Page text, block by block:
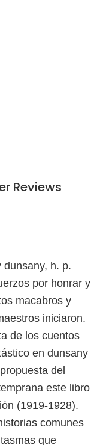
Reviews
dunsany, h. p.
por honrar y
macabros y
iniciaron.
de los cuentos
en dunsany
del
este libro
(1919-1928).
comunes
que